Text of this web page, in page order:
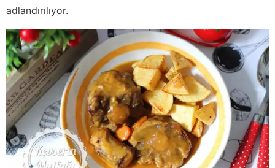
adlandırılıyor.